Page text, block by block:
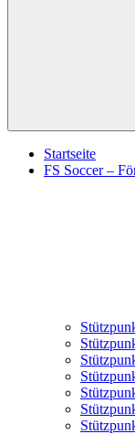
Startseite
FS Soccer –